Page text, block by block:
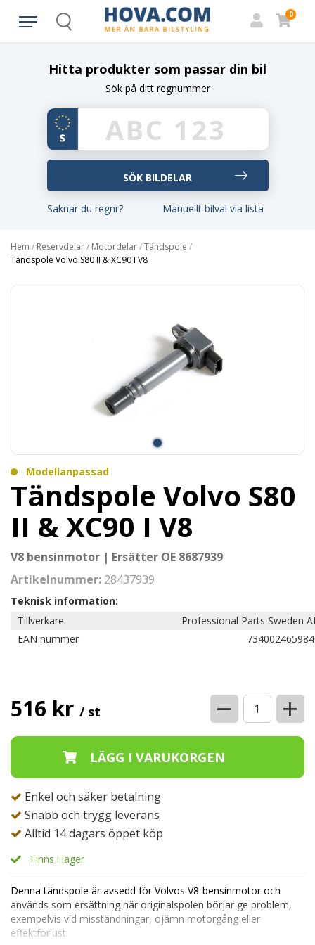
Search
0
Hitta produkter som passar din bil
Sök på ditt regnummer
Saknar du regnr? Manuellt bilval via lista
Hem / Reservdelar/ Motordelar/Tändspole /
Tändspole Volvo S80 II & XC90 I V8
Modellanpassad
Tändspole Volvo S80
II & XC90 I V8
V8 bensinmotor | Ersätter OE 8687939
Artikelnummer: 28437939
Teknisk information:
Tillverkare
Professional Parts Sweden
EAN nummer
516 kr / st − +
Enkel och säker betalning
Snabb och trygg leverans
Alltid 14 dagars öppet köp
Finns i lager
Denna tändspole är avsedd för Volvos V8-bensinmotor och
används som ersättning när originalspolen börjar ge problem,
exempelvis vid misständningar, ojämn motorgång eller
effektförlust.